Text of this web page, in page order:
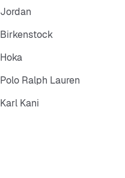
Jordan
Birkenstock
Hoka
Polo Ralph Lauren
Karl Kani